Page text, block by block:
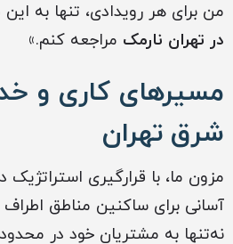
من برای هر رویدادی، تنها به این
در تهران نارمک مراجعه کنم.»
مسیرهای کاری و
شرق تهران
مزون ما، با قرارگیری
آسانی برای ساکنین مناطق
نه‌تنها به مشتریان خود در